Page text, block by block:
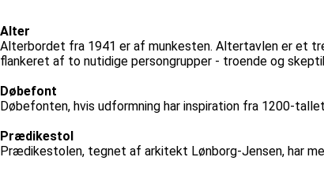
Alter
Alterbordet fra 1941 er af munkesten. Altertavlen er et
flankeret af to nutidige persongrupper - troende og
Døbefont
Døbefonten, hvis udformning har inspiration fra 1200-
Prædikestol
Prædikestolen, tegnet af arkitekt Lønborg-Jensen, har